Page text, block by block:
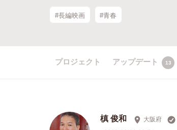
#長編映画 #青春
プロジェクト アップデート 13
槙 俊和 大阪府